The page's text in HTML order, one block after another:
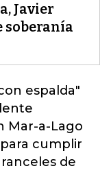
Javier
soberanía
espalda"
Mar-a-Lago
cumplir
de